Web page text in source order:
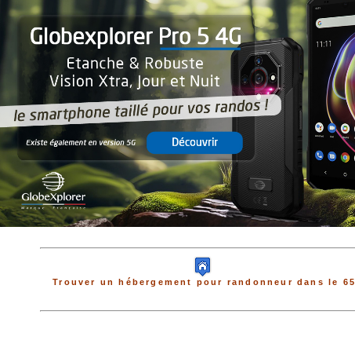
Trouver un hébergement pour randonneur dans le 65